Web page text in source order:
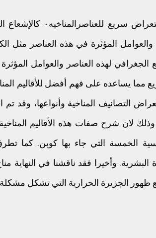
يحتوي هذا الكتاب على
المؤثرة في هذه العناصر مثل
الجغرافي لهذه العناصر والعوامل
مما يساعده على فهم أفضل للأقاليم
التصانيف المناخية وأنواعها، وقد
لان شرح صفات هذه الأقاليم
الخمسة التي جاء بها كوبن. كما
البشرية. وأخيرا فقد ناقشنا في النهاية
ظهور الجزيرة الحرارية التي تشكل